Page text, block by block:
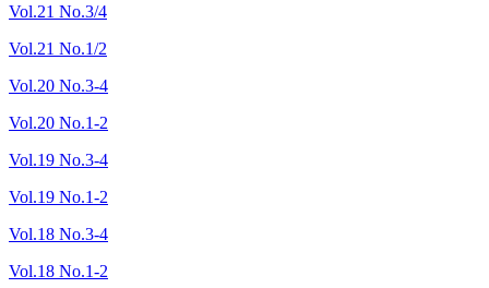
Vol.21 No.3/4
Vol.21 No.1/2
Vol.20 No.3-4
Vol.20 No.1-2
Vol.19 No.3-4
Vol.19 No.1-2
Vol.18 No.3-4
Vol.18 No.1-2